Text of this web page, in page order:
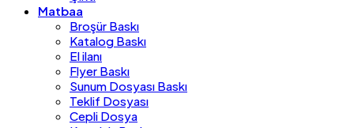
Matbaa
Broşür Baskı
Katalog Baskı
El ilanı
Flyer Baskı
Sunum Dosyası Baskı
Teklif Dosyası
Cepli Dosya